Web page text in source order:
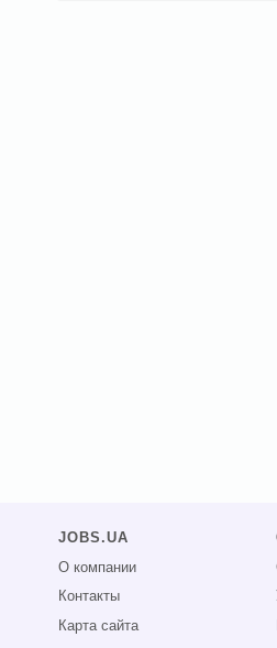
JOBS.UA
О компании
Контакты
Карта сайта